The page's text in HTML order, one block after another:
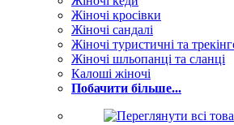
Жіночі кросівки
Жіночі сандалі
Жіночі туристичні та
Жіночі шльопанці та сланці
Калоші жіночі
Побачити більше...